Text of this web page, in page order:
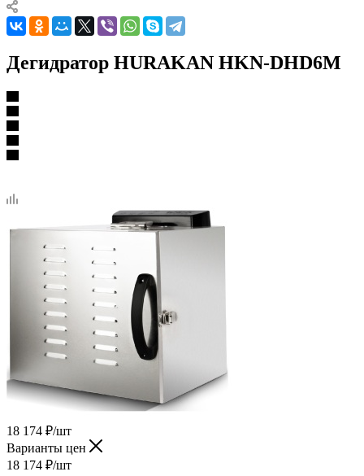
Дегидратор HURAKAN HKN-DHD6M
18 174 ₽/шт
Варианты цен
18 174 ₽/шт